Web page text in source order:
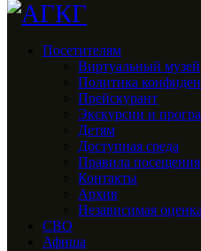
Посетителям
Виртуальный музей
Политика
Прейскурант
Экскурсии и
Детям
Доступная среда
Правила посещения
Контакты
Архив
Независимая оценка
СВО
Афиша